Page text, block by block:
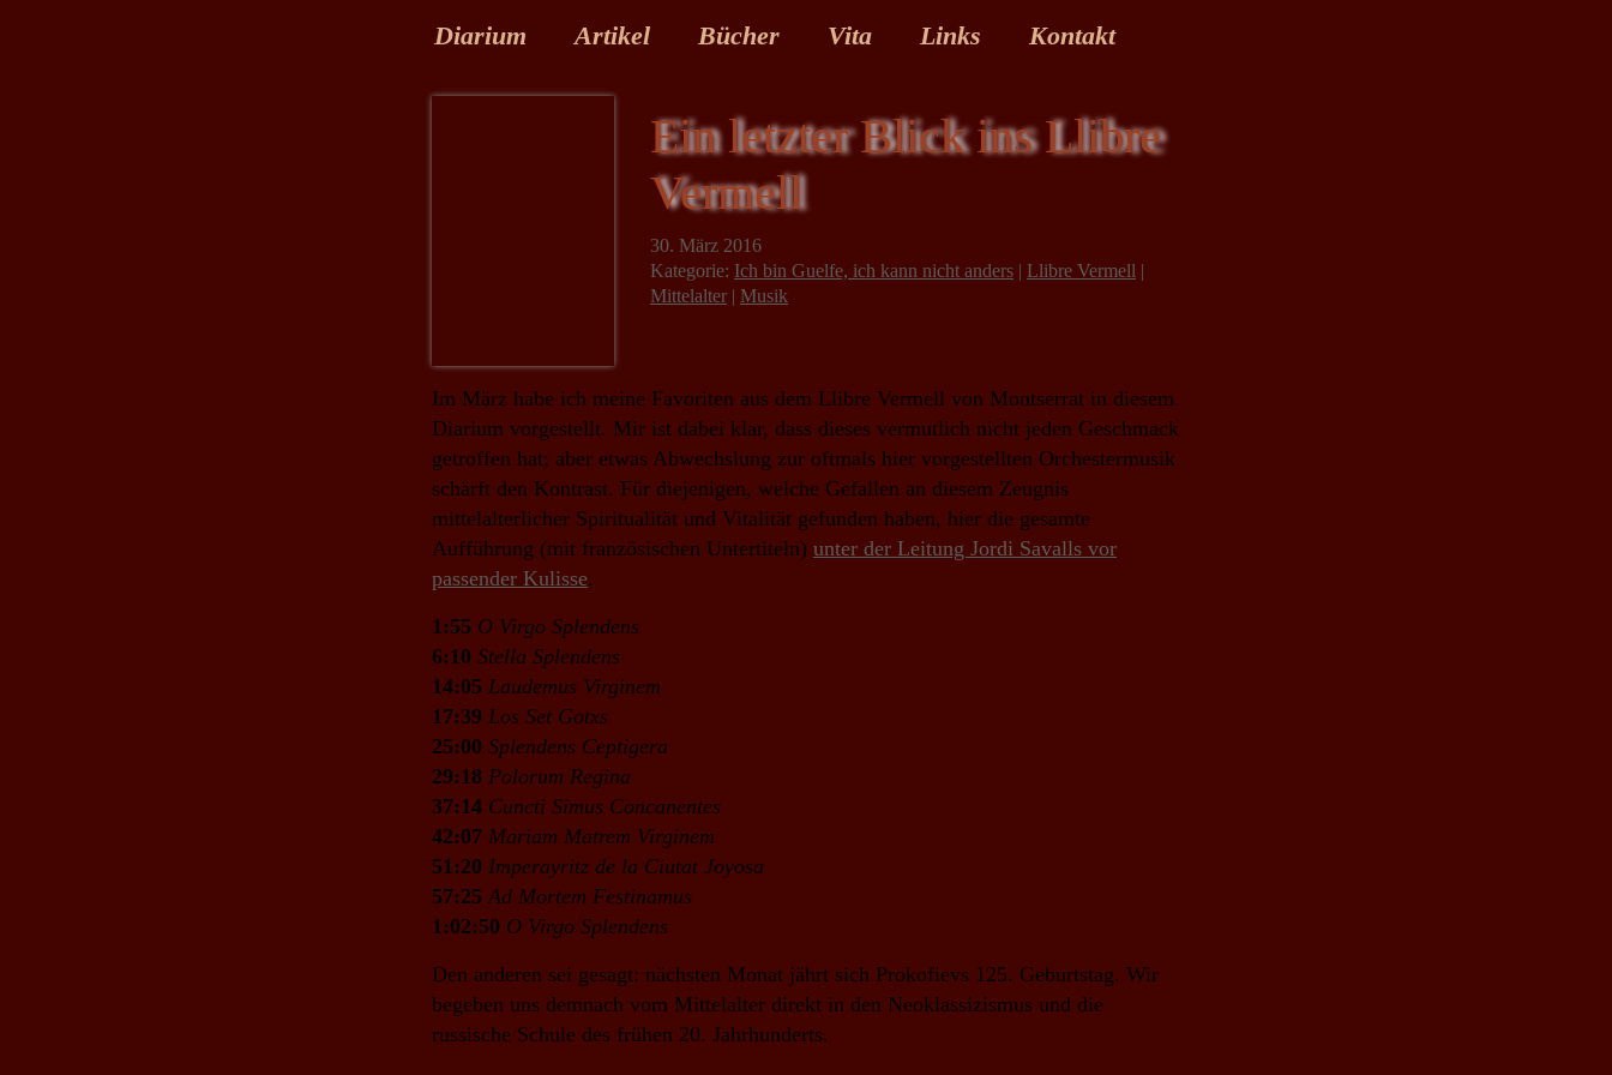
Diarium Artikel Bücher Vita Links Kontakt
Ein letzter Blick ins Llibre
Vermell
30. März 2016
Kategorie: Ich bin Guelfe, ich kann nicht anders | Llibre Vermell |
Mittelalter | Musik
Im März habe ich meine Favoriten aus dem Llibre Vermell von Montserrat in diesem
Diarium vorgestellt. Mir ist dabei klar, dass dieses vermutlich nicht jeden Geschmack
getroffen hat; aber etwas Abwechslung zur oftmals hier vorgestellten Orchestermusik
schärft den Kontrast. Für diejenigen, welche Gefallen an diesem Zeugnis
mittelalterlicher Spiritualität und Vitalität gefunden haben, hier die gesamte
Aufführung (mit französischen Untertiteln) unter der Leitung Jordi Savalls vor
passender Kulisse.
1:55 O Virgo Splendens
6:10 Stella Splendens
14:05 Laudemus Virginem
17:39 Los Set Gotxs
25:00 Splendens Ceptigera
29:18 Polorum Regina
37:14 Cuncti Simus Concanentes
42:07 Mariam Matrem Virginem
51:20 Imperayritz de la Ciutat Joyosa
57:25 Ad Mortem Festinamus
1:02:50 O Virgo Splendens
Den anderen sei gesagt: nächsten Monat jährt sich Prokofievs 125. Geburtstag. Wir
begeben uns demnach vom Mittelalter direkt in den Neoklassizismus und die
russische Schule des frühen 20. Jahrhunderts.